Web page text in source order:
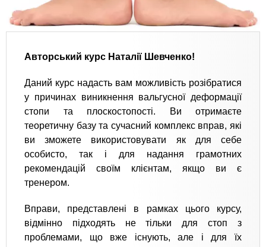
Авторський курс Наталії Шевченко!
Даний курс надасть вам можливість розібратися
у причинах виникнення вальгусної деформації
стопи та плоскостопості. Ви отримаєте
теоретичну базу та сучасний комплекс вправ, які
ви зможете використовувати як для себе
особисто, так і для надання грамотних
рекомендацій своїм клієнтам, якщо ви є
тренером.
Вправи, представлені в рамках цього курсу,
відмінно підходять не тільки для стоп з
проблемами, що вже існують, але і для їх